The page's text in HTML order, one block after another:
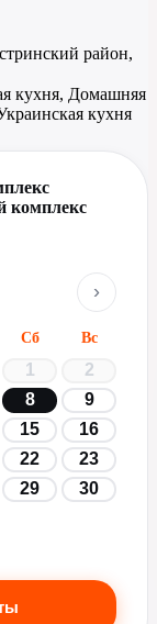
район,
кухня, Домашняя
кухня
комплекс
›
Сб Вс
1
2
8
9
15
16
22
23
29
30